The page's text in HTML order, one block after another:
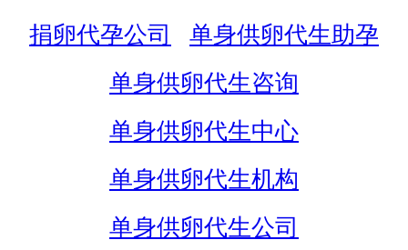
捐卵代孕公司
单身供卵代生助孕
单身供卵代生咨询
单身供卵代生中心
单身供卵代生机构
单身供卵代生公司